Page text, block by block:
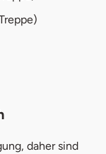
daher sind